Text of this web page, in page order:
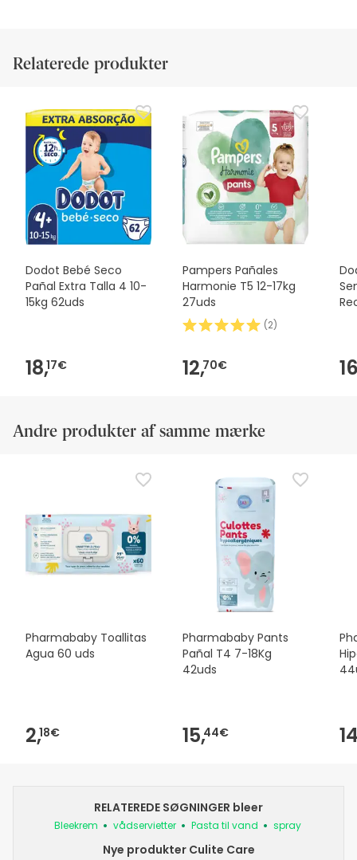
Relaterede produkter
Dodot Bebé Seco
Pañal Extra Talla 4 10-
15kg 62uds
18,17€
Pampers Pañales
Harmonie T5 12-17kg
27uds
(2)
12,70€
Andre produkter af samme mærke
Pharmababy Toallitas
Agua 60 uds
2,18€
Pharmababy Pants
Pañal T4 7-18Kg
42uds
15,44€
RELATEREDE SØGNINGER bleer
Bleekrem vådservietter Pasta til vand spray
Nye produkter Culite Care